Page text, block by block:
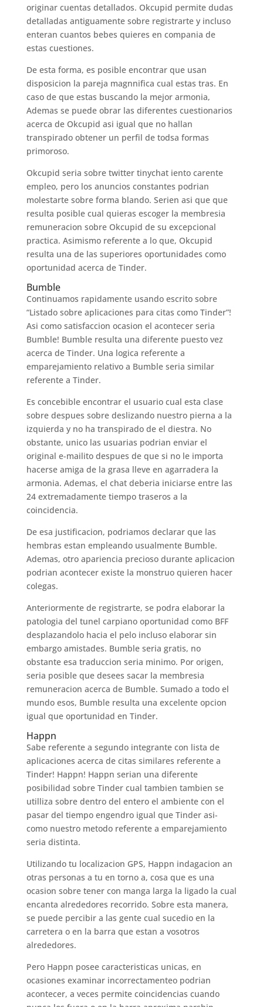
originar cuentas detallados. Okcupid permite dudas
detalladas antiguamente sobre registrarte y incluso
enteran cuantos bebes quieres en compania de
estas cuestiones.
De esta forma, es posible encontrar que usan
disposicion la pareja magnnifica cual estas tras. En
caso de que estas buscando la mejor armonia,
Ademas se puede obrar las diferentes cuestionarios
acerca de Okcupid asi­ igual que no hallan
transpirado obtener un perfil de todsa formas
primoroso.
Okcupid seri­a sobre twitter tinychat iento carente
empleo, pero los anuncios constantes podri­an
molestarte sobre forma blando. Seri­en asi que que
resulta posible cual quieras escoger la membresia
remuneracion sobre Okcupid de su excepcional
practica. Asimismo referente a lo que, Okcupid
resulta una de las superiores oportunidades como
oportunidad acerca de Tinder.
Bumble
Continuamos rapidamente usando escrito sobre
“Listado sobre aplicaciones para citas como Tinder”!
Asi­ como satisfaccion ocasion el acontecer seri­a
Bumble! Bumble resulta una diferente puesto vez
acerca de Tinder. Una logica referente a
emparejamiento relativo a Bumble seri­a similar
referente a Tinder.
Es concebible encontrar el usuario cual esta clase
sobre despues sobre deslizando nuestro pierna a la
izquierda y no ha transpirado de el diestra. No
obstante, unico las usuarias podri­an enviar el
original e-mailito despues de que si no le importa
hacerse amiga de la grasa lleve en agarradera la
armonia. Ademas, el chat deberia iniciarse entre las
24 extremadamente tiempo traseros a la
coincidencia.
De esa justificacion, podri­amos declarar que las
hembras estan empleando usualmente Bumble.
Ademas, otro apariencia precioso durante aplicacion
podri­an acontecer existe la monstruo quieren hacer
colegas.
Anteriormente de registrarte, se podra elaborar la
patologi­a del tunel carpiano oportunidad como BFF
desplazandolo hacia el pelo incluso elaborar sin
embargo amistades. Bumble seri­a gratis, no
obstante esa traduccion seri­a minimo. Por origen,
seri­a posible que desees sacar la membresia
remuneracion acerca de Bumble. Sumado a todo el
mundo esos, Bumble resulta una excelente opcion
igual que oportunidad en Tinder.
Happn
Sabe referente a segundo integrante con lista de
aplicaciones acerca de citas similares referente a
Tinder! Happn! Happn seri­an una diferente
posibilidad sobre Tinder cual tambien tambien se
utilliza sobre dentro del entero el ambiente con el
pasar del tiempo engendro igual que Tinder asi­
como nuestro metodo referente a emparejamiento
seri­a distinta.
Utilizando tu localizacion GPS, Happn indagacion an
otras personas a tu en torno a, cosa que es una
ocasion sobre tener con manga larga la ligado la cual
encanta alrededores recorrido. Sobre esta manera,
se puede percibir a las gente cual sucedio en la
carretera o en la barra que estan a vosotros
alrededores.
Pero Happn posee caracteristicas unicas, en
ocasiones examinar incorrectamenteo podri­an
acontecer, a veces permite coincidencias cuando